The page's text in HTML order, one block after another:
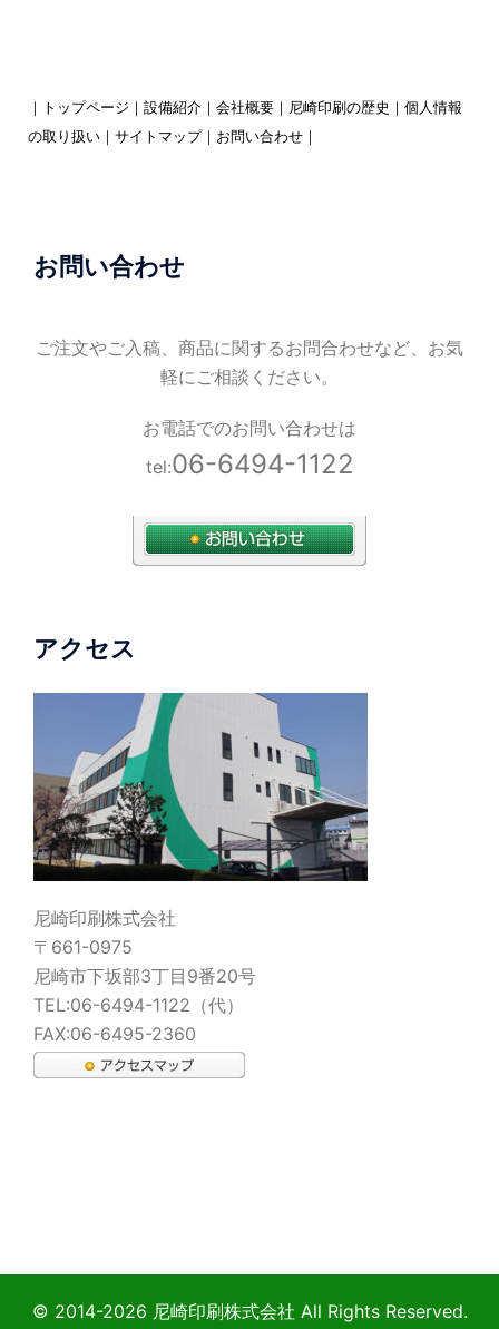
｜ トップページ ｜ 設備紹介 ｜ 会社概要 ｜ 尼崎印刷の歴史 ｜ 個人情報
の取り扱い ｜ サイトマップ｜ お問い合わせ ｜
お問い合わせ
ご注文やご入稿、商品に関するお問合わせなど、お気
軽にご相談ください。
お電話でのお問い合わせは
tel:06-6494-1122
アクセス
尼崎印刷株式会社
〒661-0975
尼崎市下坂部3丁目9番20号
TEL:06-6494-1122（代）
FAX:06-6495-2360
© 2014-2026 尼崎印刷株式会社 All Rights Reserved.